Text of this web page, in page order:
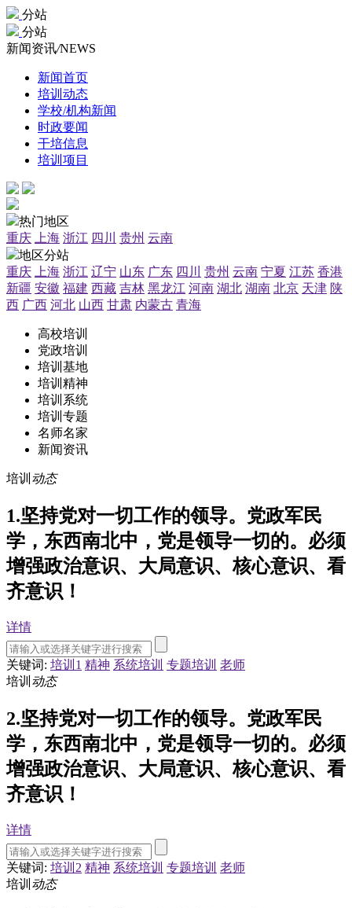
分站
分站
新闻资讯/NEWS
新闻首页
培训动态
学校/机构新闻
时政要闻
干培信息
培训项目
热门地区
重庆
上海 浙江 四川 贵州 云南
地区分站
重庆
上海 浙江 辽宁 山东 广东 四川 贵州 云南 宁夏 江苏 香港
新疆 安徽 福建 西藏 吉林 黑龙江 河南 湖北 湖南 北京 天津 陕
西 广西 河北 山西 甘肃 内蒙古 青海
高校培训
党政培训
培训基地
培训精神
培训系统
培训专题
名师名家
新闻资讯
培训 动态
1.坚持党对一切工作的领导。党政军民
学，东西南北中，党是领导一切的。必须
增强政治意识、大局意识、核心意识、看
齐意识！
详情
关键词: 培训1 精神 系统培训 专题培训 老师
培训 动态
2.坚持党对一切工作的领导。党政军民
学，东西南北中，党是领导一切的。必须
增强政治意识、大局意识、核心意识、看
齐意识！
详情
关键词: 培训2 精神 系统培训 专题培训 老师
培训 动态